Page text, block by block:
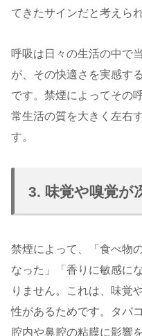
てきたサインだと考えられ
呼吸は日々の生活の中で
が、その快適さを実感す
です。禁煙によってその
常生活の質を大きく左右
す。
3. 味覚や嗅覚が
禁煙によって、「食べ物
なった」「香りに敏感に
りません。これは、味覚
性があるためです。タバ
腔内や鼻腔の粘膜に影響